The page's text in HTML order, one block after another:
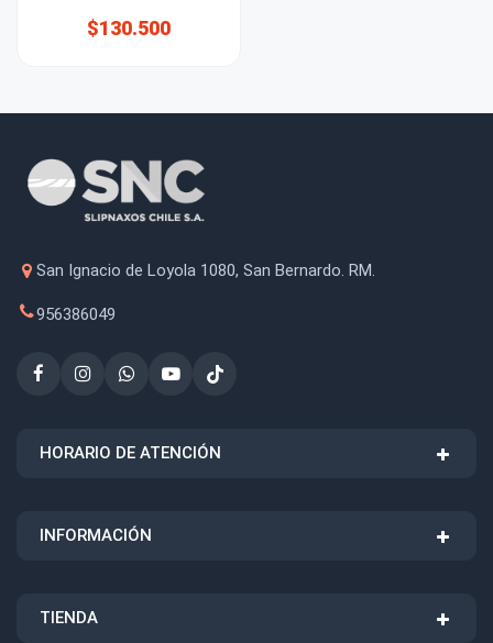
$130.500
San Ignacio de Loyola 1080, San Bernardo. RM.
956386049
HORARIO DE ATENCIÓN
INFORMACIÓN
TIENDA